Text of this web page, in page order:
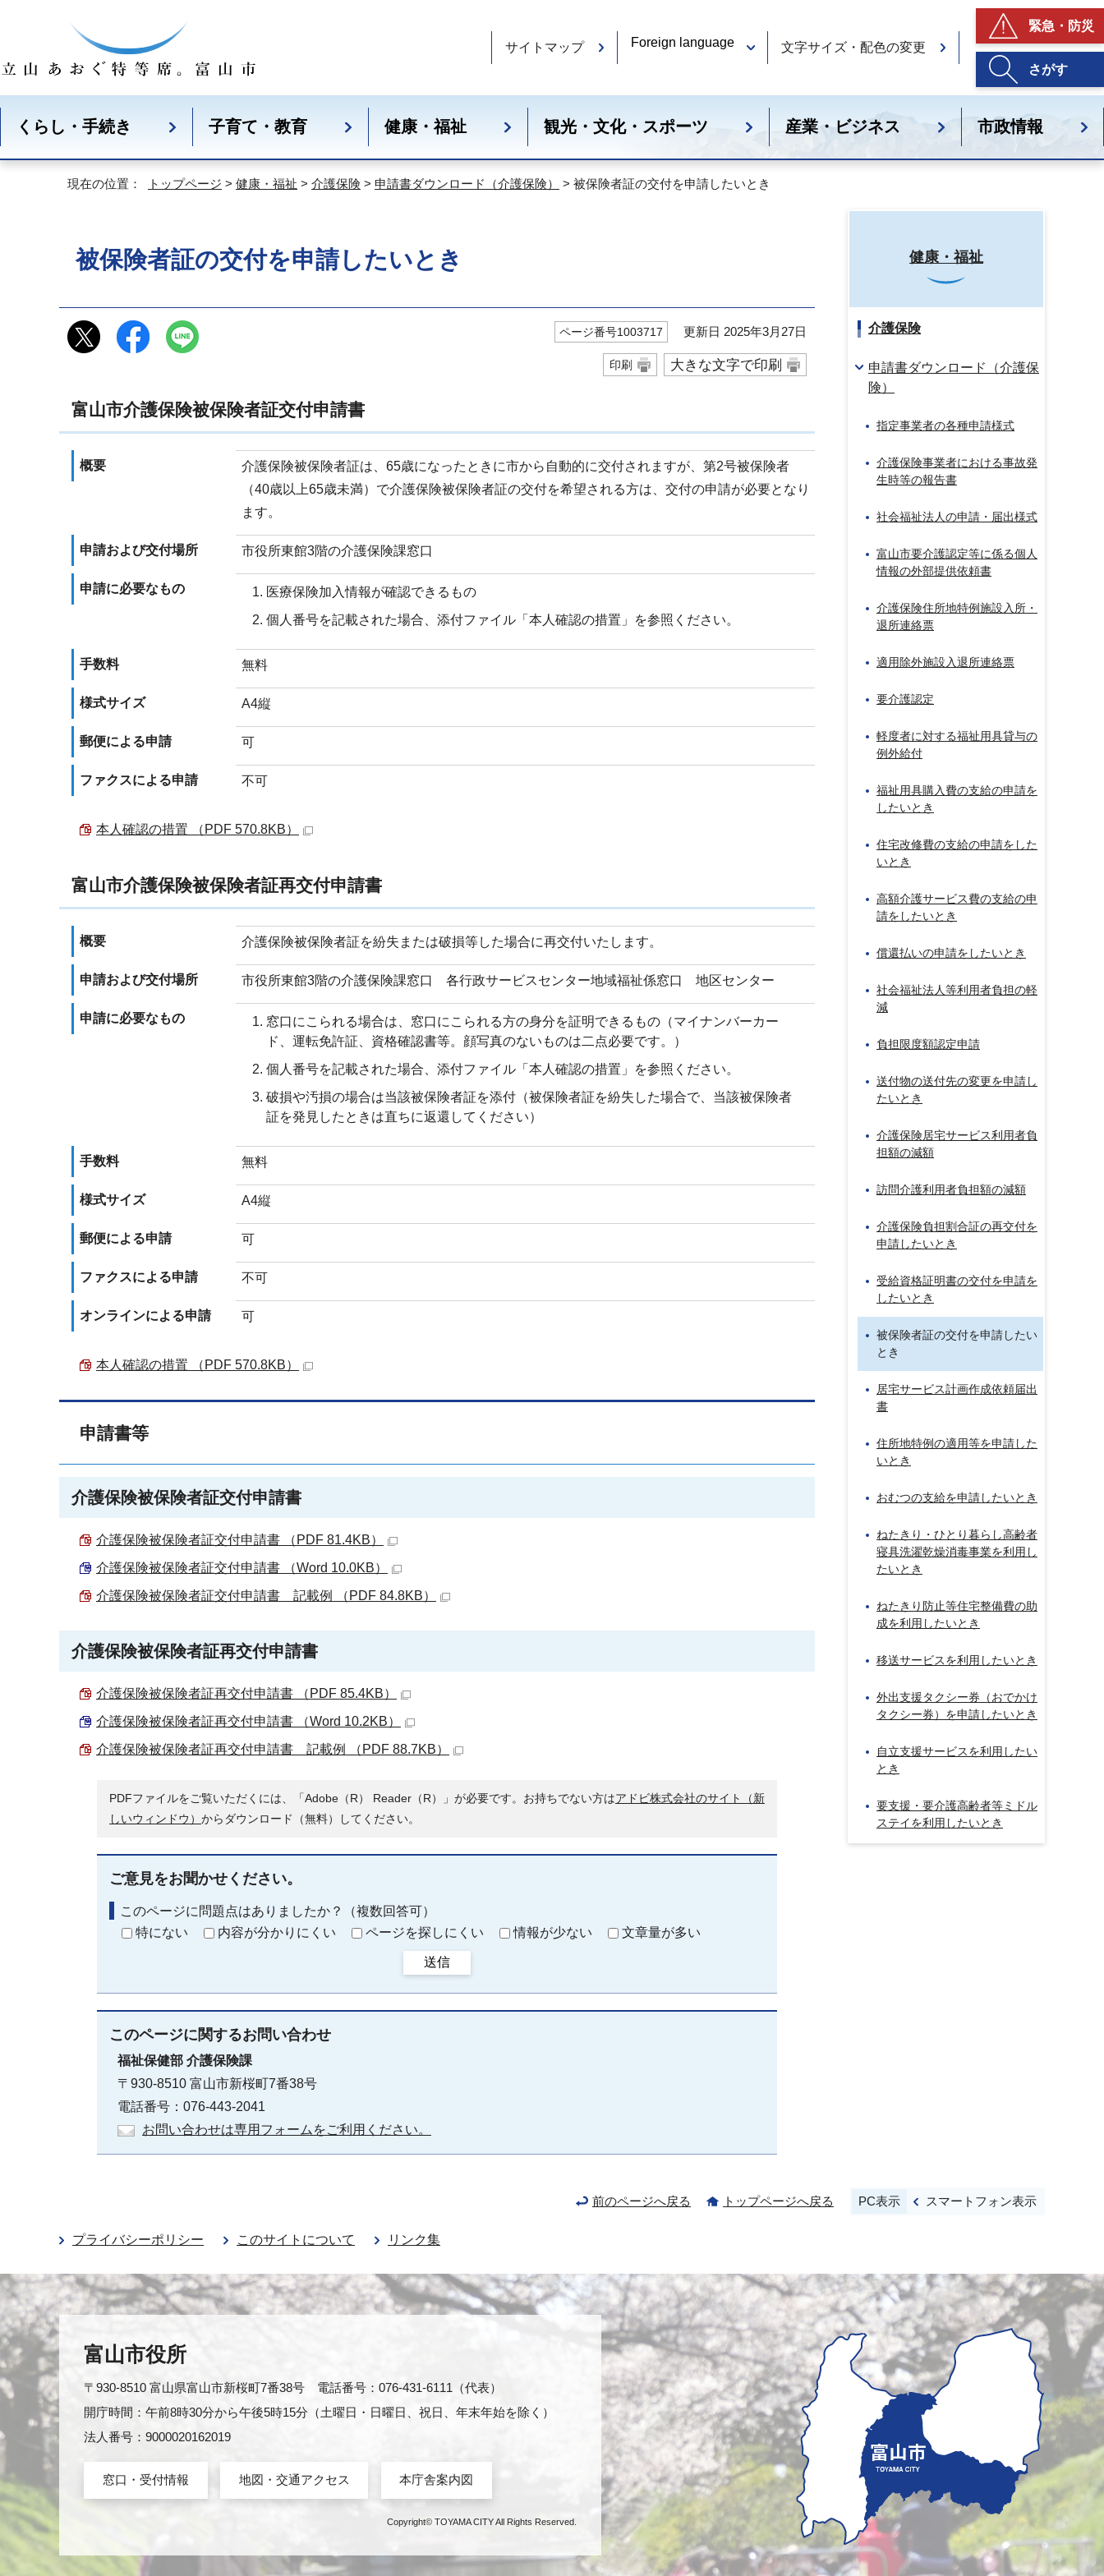
サイトマップ Foreign language 文字サイズ・配色の変更
緊急・防災
さがす
くらし・手続き 子育て・教育 健康・福祉 観光・文化・スポーツ 産業・ビジネス 市政情報
現在の位置： トップページ > 健康・福祉 > 介護保険 > 申請書ダウンロード（介護保険） > 被保険者証の交付を申請したいとき
被保険者証の交付を申請したいとき
ページ番号1003717 更新日 2025年3月27日
印刷 大きな文字で印刷
富山市介護保険被保険者証交付申請書
概要
介護保険被保険者証は、65歳になったときに市から自動的に交付されますが、第2号被保険者
（40歳以上65歳未満）で介護保険被保険者証の交付を希望される方は、交付の申請が必要となり
ます。
申請および交付場所 市役所東館3階の介護保険課窓口
申請に必要なもの
医療保険加入情報が確認できるもの
個人番号を記載された場合、添付ファイル「本人確認の措置」を参照ください。
手数料 無料
様式サイズ A4縦
郵便による申請 可
ファクスによる申請 不可
本人確認の措置 （PDF 570.8KB）
富山市介護保険被保険者証再交付申請書
概要 介護保険被保険者証を紛失または破損等した場合に再交付いたします。
申請および交付場所 市役所東館3階の介護保険課窓口 各行政サービスセンター地域福祉係窓口 地区センター
申請に必要なもの
窓口にこられる場合は、窓口にこられる方の身分を証明できるもの（マイナンバーカー
ド、運転免許証、資格確認書等。顔写真のないものは二点必要です。）
個人番号を記載された場合、添付ファイル「本人確認の措置」を参照ください。
破損や汚損の場合は当該被保険者証を添付（被保険者証を紛失した場合で、当該被保険者
証を発見したときは直ちに返還してください）
手数料 無料
様式サイズ A4縦
郵便による申請 可
ファクスによる申請 不可
オンラインによる申請 可
本人確認の措置 （PDF 570.8KB）
申請書等
介護保険被保険者証交付申請書
介護保険被保険者証交付申請書 （PDF 81.4KB）
介護保険被保険者証交付申請書 （Word 10.0KB）
介護保険被保険者証交付申請書 記載例 （PDF 84.8KB）
介護保険被保険者証再交付申請書
介護保険被保険者証再交付申請書 （PDF 85.4KB）
介護保険被保険者証再交付申請書 （Word 10.2KB）
介護保険被保険者証再交付申請書 記載例 （PDF 88.7KB）
PDFファイルをご覧いただくには、「Adobe（R） Reader（R）」が必要です。お持ちでない方はアドビ株式会社のサイト（新
しいウィンドウ） からダウンロード（無料）してください。
ご意見をお聞かせください。
このページに問題点はありましたか？（複数回答可）
特にない
内容が分かりにくい ページを探しにくい 情報が少ない 文章量が多い
送信
このページに関するお問い合わせ
福祉保健部 介護保険課
〒930-8510 富山市新桜町7番38号
電話番号：076-443-2041
お問い合わせは専用フォームをご利用ください。
健康・福祉
介護保険
申請書ダウンロード（介護保
険）
指定事業者の各種申請様式
介護保険事業者における事故発
生時等の報告書
社会福祉法人の申請・届出様式
富山市要介護認定等に係る個人
情報の外部提供依頼書
介護保険住所地特例施設入所・
退所連絡票
適用除外施設入退所連絡票
要介護認定
軽度者に対する福祉用具貸与の
例外給付
福祉用具購入費の支給の申請を
したいとき
住宅改修費の支給の申請をした
いとき
高額介護サービス費の支給の申
請をしたいとき
償還払いの申請をしたいとき
社会福祉法人等利用者負担の軽
減
負担限度額認定申請
送付物の送付先の変更を申請し
たいとき
介護保険居宅サービス利用者負
担額の減額
訪問介護利用者負担額の減額
介護保険負担割合証の再交付を
申請したいとき
受給資格証明書の交付を申請を
したいとき
被保険者証の交付を申請したい
とき
居宅サービス計画作成依頼届出
書
住所地特例の適用等を申請した
いとき
おむつの支給を申請したいとき
ねたきり・ひとり暮らし高齢者
寝具洗濯乾燥消毒事業を利用し
たいとき
ねたきり防止等住宅整備費の助
成を利用したいとき
移送サービスを利用したいとき
外出支援タクシー券（おでかけ
タクシー券）を申請したいとき
自立支援サービスを利用したい
とき
要支援・要介護高齢者等ミドル
ステイを利用したいとき
前のページへ戻る トップページへ戻る PC表示 スマートフォン表示
プライバシーポリシー このサイトについて リンク集
富山市役所
〒930-8510 富山県富山市新桜町7番38号 電話番号：076-431-6111（代表）
開庁時間：午前8時30分から午後5時15分（土曜日・日曜日、祝日、年末年始を除く）
法人番号：9000020162019
窓口・受付情報 地図・交通アクセス 本庁舎案内図
Copyright© TOYAMA CITY All Rights Reserved.